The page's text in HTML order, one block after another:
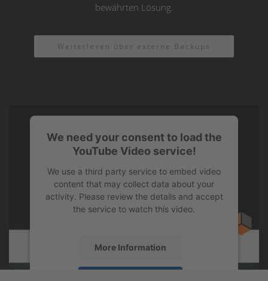
bewährten Lösung.
Weiterlesen über externe Backups
We need your consent to load the
YouTube Video service!
We use a third party service to embed video
content that may collect data about your
activity. Please review the details and accept
the service to watch this video.
More Information